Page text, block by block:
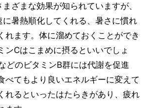
まざまな効果が知られていますが、
に暑熱順化してくれる、暑さに慣れ
れます。体に溜めておくことができ
ンCはこまめに摂るといいでしょ
どのビタミンB群には代謝を促進
べてもより良いエネルギーに変えて
れるといったはたらきがあり、疲れ